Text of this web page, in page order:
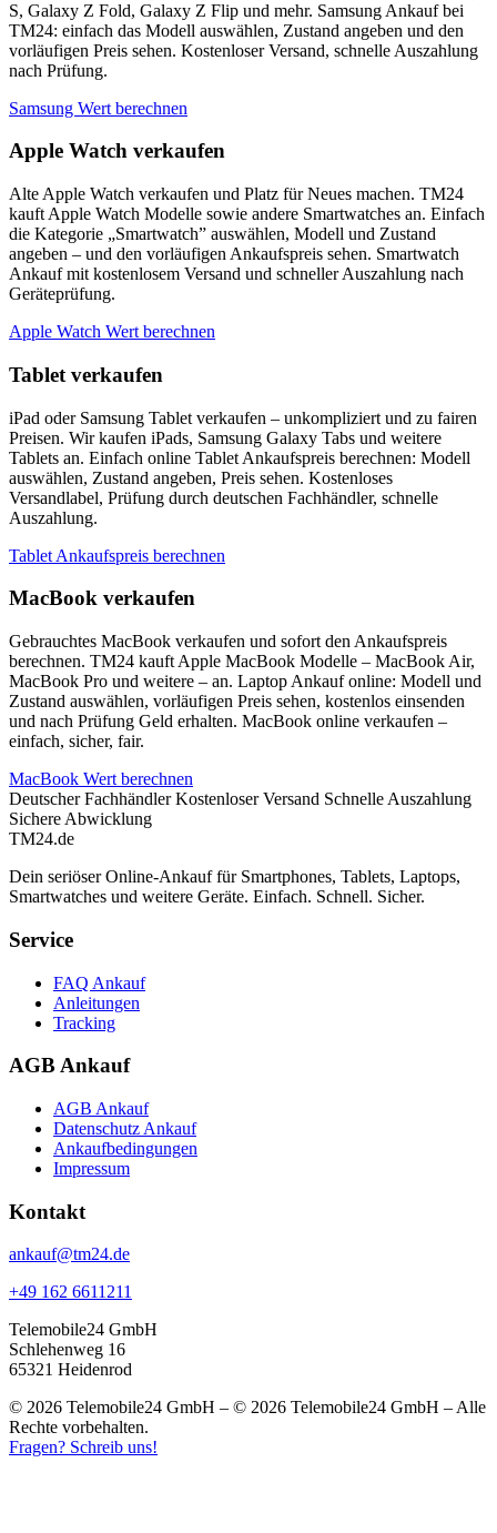
S, Galaxy Z Fold, Galaxy Z Flip und mehr. Samsung Ankauf bei
TM24: einfach das Modell auswählen, Zustand angeben und den
vorläufigen Preis sehen. Kostenloser Versand, schnelle Auszahlung
nach Prüfung.
Samsung Wert berechnen
Apple Watch verkaufen
Alte Apple Watch verkaufen und Platz für Neues machen. TM24
kauft Apple Watch Modelle sowie andere Smartwatches an. Einfach
die Kategorie „Smartwatch” auswählen, Modell und Zustand
angeben – und den vorläufigen Ankaufspreis sehen. Smartwatch
Ankauf mit kostenlosem Versand und schneller Auszahlung nach
Geräteprüfung.
Apple Watch Wert berechnen
Tablet verkaufen
iPad oder Samsung Tablet verkaufen – unkompliziert und zu fairen
Preisen. Wir kaufen iPads, Samsung Galaxy Tabs und weitere
Tablets an. Einfach online Tablet Ankaufspreis berechnen: Modell
auswählen, Zustand angeben, Preis sehen. Kostenloses
Versandlabel, Prüfung durch deutschen Fachhändler, schnelle
Auszahlung.
Tablet Ankaufspreis berechnen
MacBook verkaufen
Gebrauchtes MacBook verkaufen und sofort den Ankaufspreis
berechnen. TM24 kauft Apple MacBook Modelle – MacBook Air,
MacBook Pro und weitere – an. Laptop Ankauf online: Modell und
Zustand auswählen, vorläufigen Preis sehen, kostenlos einsenden
und nach Prüfung Geld erhalten. MacBook online verkaufen –
einfach, sicher, fair.
MacBook Wert berechnen
Deutscher Fachhändler Kostenloser Versand Schnelle Auszahlung
Sichere Abwicklung
TM24.de
Dein seriöser Online-Ankauf für Smartphones, Tablets, Laptops,
Smartwatches und weitere Geräte. Einfach. Schnell. Sicher.
Service
FAQ Ankauf
Anleitungen
Tracking
AGB Ankauf
AGB Ankauf
Datenschutz Ankauf
Ankaufbedingungen
Impressum
Kontakt
ankauf@tm24.de
+49 162 6611211
Telemobile24 GmbH
Schlehenweg 16
65321 Heidenrod
© 2026 Telemobile24 GmbH – © 2026 Telemobile24 GmbH – Alle
Rechte vorbehalten.
Fragen? Schreib uns!